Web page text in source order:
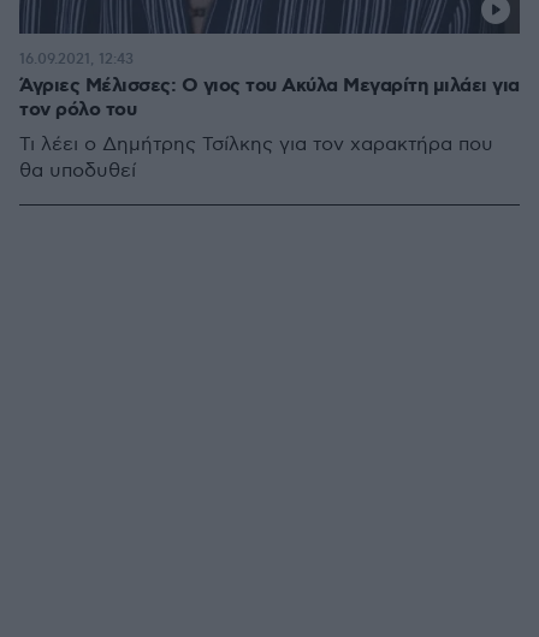
Άγριες Μέλισσες: Ο γιος του Ακύλα Μεγαρίτη μιλάει για
τον ρόλο του
Τι λέει ο Δημήτρης Τσίλκης για τον χαρακτήρα που
θα υποδυθεί
16.09.2021, 12:43